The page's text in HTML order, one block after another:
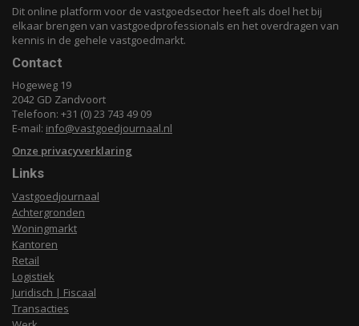
Dit online platform voor de vastgoedsector heeft als doel het bij
elkaar brengen van vastgoedprofessionals en het overdragen van
kennis in de gehele vastgoedmarkt.
Contact
Hogeweg 19
2042 GD Zandvoort
Telefoon: +31 (0) 23 743 49 09
E-mail: info@vastgoedjournaal.nl
Onze privacyverklaring
Links
Vastgoedjournaal
Achtergronden
Woningmarkt
Kantoren
Retail
Logistiek
Juridisch | Fiscaal
Transacties